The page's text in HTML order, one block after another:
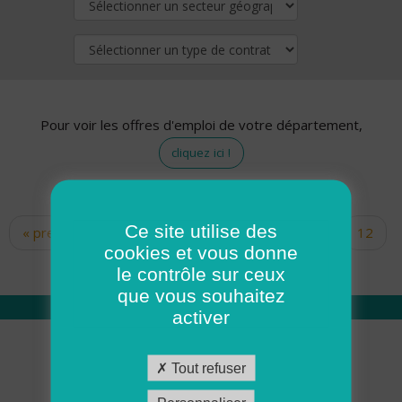
Pour voir les offres d'emploi de votre département,
cliquez ici !
Pages
« premier ‹ précédent … 10
12
14 15 16 17
Qui sommes nous
Académie ADMR
Ce site utilise des
cookies et vous donne
le contrôle sur ceux
que vous souhaitez
activer
Tout refuser